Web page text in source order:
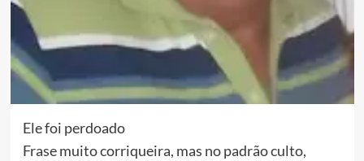
Ele foi perdoado
Frase muito corriqueira, mas no padrão culto,